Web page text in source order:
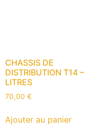
CHASSIS DE
DISTRIBUTION T14
LITRES
70,00 €
Ajouter au panier